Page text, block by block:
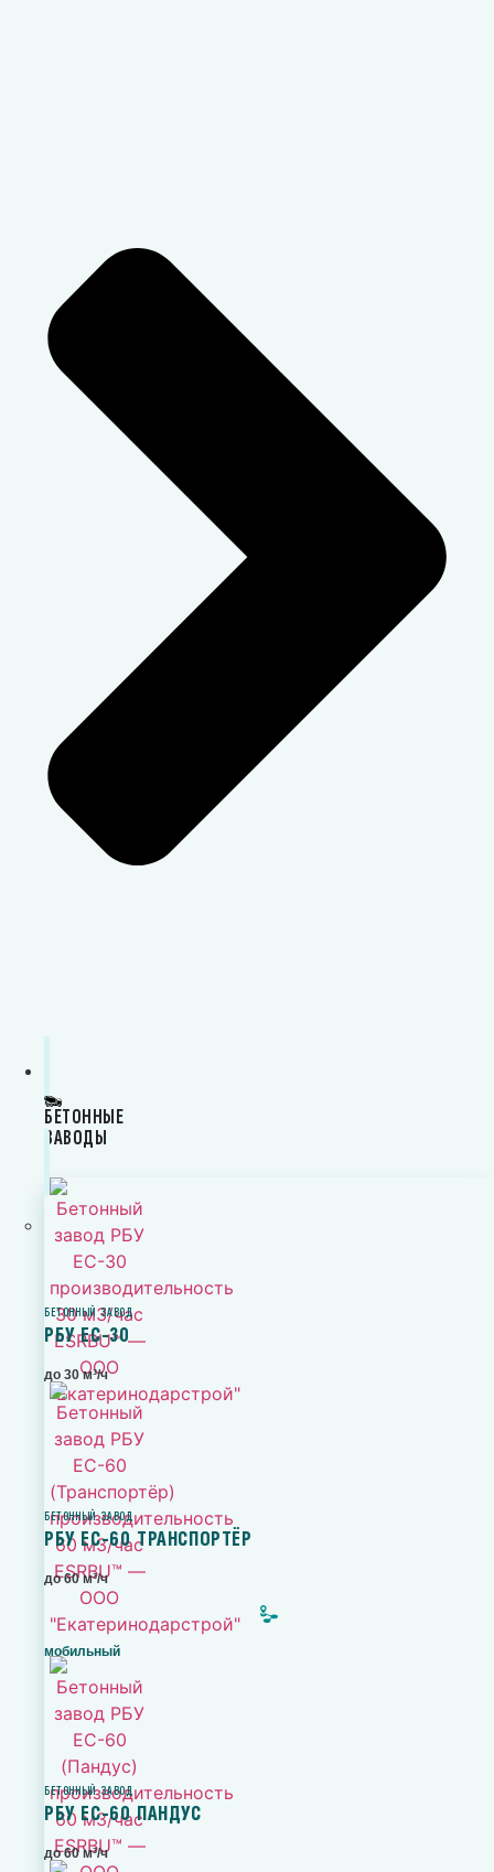
БЕТОННЫЕ
ЗАВОДЫ
БЕТОННЫЙ ЗАВОД
РБУ ЕС-30
до 30 м³/ч
БЕТОННЫЙ ЗАВОД
РБУ ЕС-60 ТРАНСПОРТЁР
до 60 м³/ч
мобильный
БЕТОННЫЙ ЗАВОД
РБУ ЕС-60 ПАНДУС
до 60 м³/ч